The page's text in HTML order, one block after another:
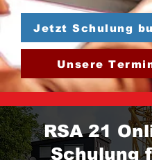
Jetzt Schulung
Unsere
RSA 21
Schulung